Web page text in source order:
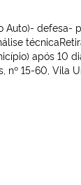
Auto)- defesa-
após 10
15-60, Vila